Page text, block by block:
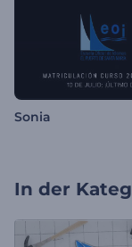
Sonia
In der